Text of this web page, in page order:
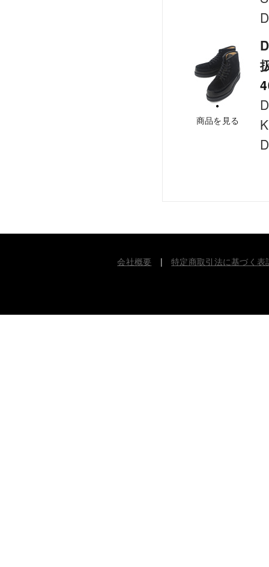
商品を見る
会社概要 |特定商取引法に基づく表